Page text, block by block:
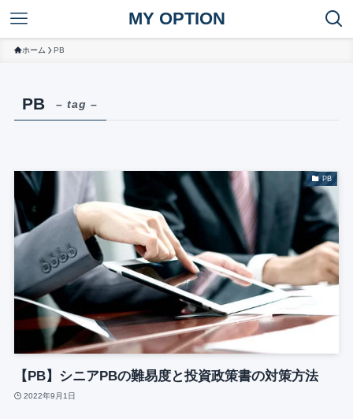
MY OPTION
ホーム PB
PB – tag –
PB
【PB】シニアPBの難易度と投資政策書の対策方法
2022年9月1日